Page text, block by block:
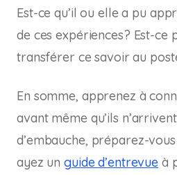
Est-ce qu’il ou elle a pu
de ces expériences? Est-ce
transférer ce savoir au
En somme, apprenez à
avant même qu’ils
d’embauche, préparez-
ayez un guide d’entrevue à